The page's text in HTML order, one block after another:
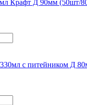
Крафт Д 90мм (50шт/
с питейником Д